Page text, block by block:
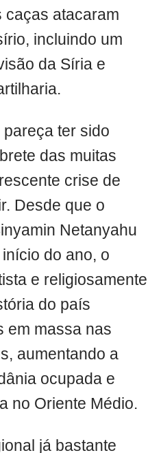
caças atacaram
incluindo um
da Síria e
pareça ter sido
das muitas
crise de
Desde que o
Netanyahu
do ano, o
e religiosamente
do país
em massa nas
aumentando a
ocupada e
no Oriente Médio.
já bastante